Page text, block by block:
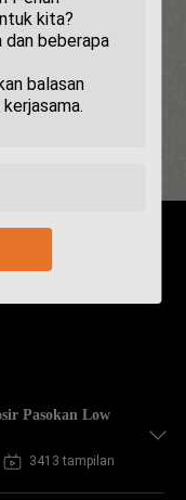
Pasokan Low
3413 tampilan